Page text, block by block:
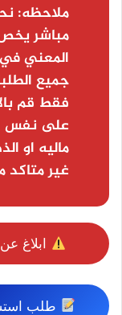
ملاحظه:
مباشر
المعني
جميع
فقط قم
على نفس
ماليه او
غير متاكد
ابلاغ
طلب